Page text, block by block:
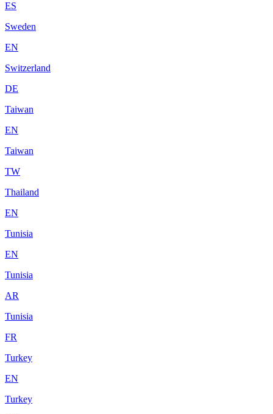
ES
Sweden
EN
Switzerland
DE
Taiwan
EN
Taiwan
TW
Thailand
EN
Tunisia
EN
Tunisia
AR
Tunisia
FR
Turkey
EN
Turkey